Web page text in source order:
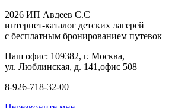
2026 ИП Авдеев С.С
интернет-каталог детских лагерей
с бесплатным бронированием путевок
Наш офис: 109382, г. Москва,
ул. Люблинская, д. 141,офис 508
8-926-718-32-00